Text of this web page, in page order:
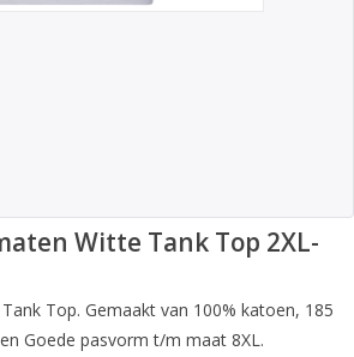
Witte Tank Top 2XL-
Top. Gemaakt van 100% katoen, 185
Goede pasvorm t/m maat 8XL.